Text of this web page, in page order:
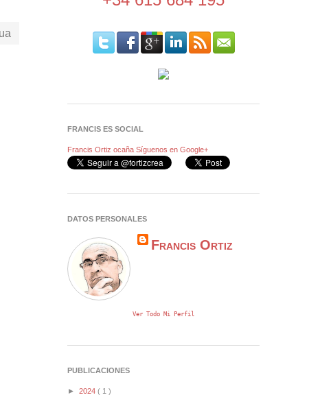
FRANCIS ES SOCIAL
Francis Ortiz ocaña Síguenos en Google+
DATOS PERSONALES
Francis Ortiz
Ver Todo Mi Perfil
PUBLICACIONES
► 2024 ( 1 )